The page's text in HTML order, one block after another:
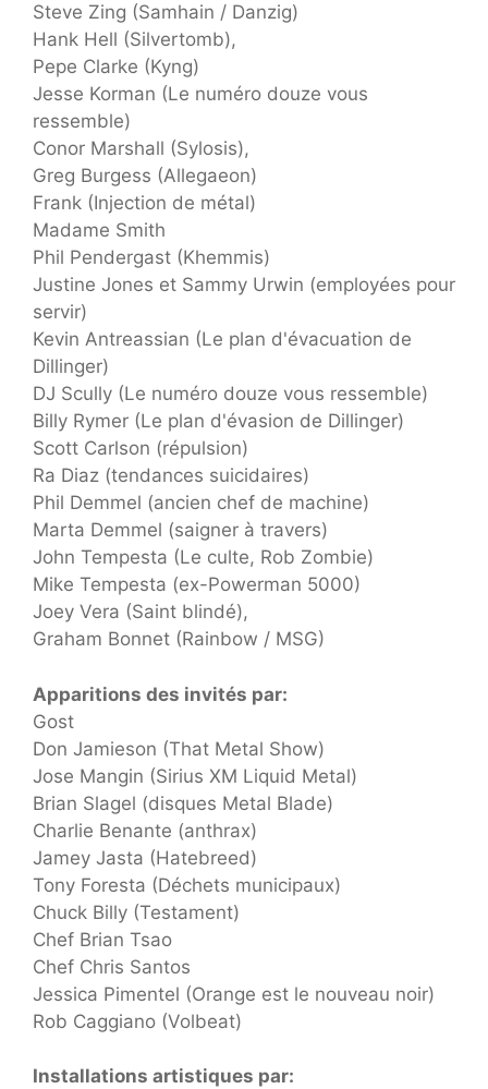
Steve Zing (Samhain / Danzig)
Hank Hell (Silvertomb),
Pepe Clarke (Kyng)
Jesse Korman (Le numéro douze vous
ressemble)
Conor Marshall (Sylosis),
Greg Burgess (Allegaeon)
Frank (Injection de métal)
Madame Smith
Phil Pendergast (Khemmis)
Justine Jones et Sammy Urwin (employées pour
servir)
Kevin Antreassian (Le plan d'évacuation de
Dillinger)
DJ Scully (Le numéro douze vous ressemble)
Billy Rymer (Le plan d'évasion de Dillinger)
Scott Carlson (répulsion)
Ra Diaz (tendances suicidaires)
Phil Demmel (ancien chef de machine)
Marta Demmel (saigner à travers)
John Tempesta (Le culte, Rob Zombie)
Mike Tempesta (ex-Powerman 5000)
Joey Vera (Saint blindé),
Graham Bonnet (Rainbow / MSG)
Apparitions des invités par:
Gost
Don Jamieson (That Metal Show)
Jose Mangin (Sirius XM Liquid Metal)
Brian Slagel (disques Metal Blade)
Charlie Benante (anthrax)
Jamey Jasta (Hatebreed)
Tony Foresta (Déchets municipaux)
Chuck Billy (Testament)
Chef Brian Tsao
Chef Chris Santos
Jessica Pimentel (Orange est le nouveau noir)
Rob Caggiano (Volbeat)
Installations artistiques par: